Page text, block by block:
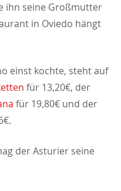
ihn seine Großmutter
in Oviedo hängt
einst kochte, steht auf
für 13,20€, der
für 19,80€ und der
der Asturier seine